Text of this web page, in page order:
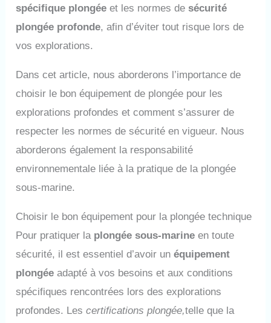
spécifique plongée et les normes desécurité
plongée profonde, afin d’éviter tout risque lors de
vos explorations.
Dans cet article, nous aborderons l’importance de
choisir le bon équipement de plongée pour les
explorations profondes et comment s’assurer de
respecter les normes de sécurité en vigueur. Nous
aborderons également la responsabilité
environnementale liée à la pratique de la plongée
sous-marine.
Choisir le bon équipement pour la plongée technique
Pour pratiquer la plongée sous-marine en toute
sécurité, il est essentiel d’avoir unéquipement
plongée adapté à vos besoins et aux conditions
spécifiques rencontrées lors des explorations
profondes. Lescertifications plongée,telle que la